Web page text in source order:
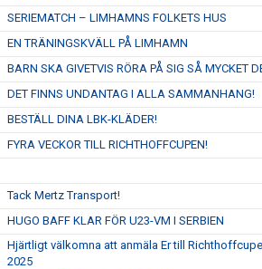
SERIEMATCH – LIMHAMNS FOLKETS HUS
EN TRÄNINGSKVÄLL PÅ LIMHAMN
BARN SKA GIVETVIS RÖRA PÅ SIG SÅ MYCKET
DET FINNS UNDANTAG I ALLA SAMMANHANG!
BESTÄLL DINA LBK-KLÄDER!
FYRA VECKOR TILL RICHTHOFFCUPEN!
Tack Mertz Transport!
HUGO BAFF KLAR FÖR U23-VM I SERBIEN
Hjärtligt välkomna att anmäla Er till
2025